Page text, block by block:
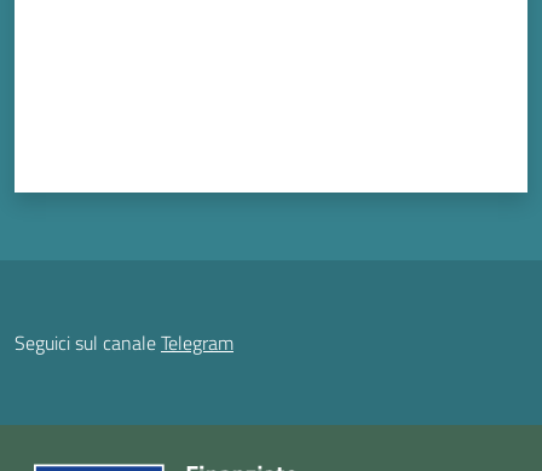
Seguici sul canaleTelegram